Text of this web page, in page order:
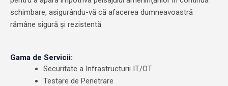
schimbare, asigurându-vă că afacerea dumneavoastră
rămâne sigură și rezistentă.
Gama de Servicii:
Securitate a Infrastructurii IT/OT
Testare de Penetrare